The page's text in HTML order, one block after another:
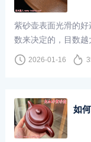
紫砂壶表面光滑的
数来决定的，目数越
光滑；反之目数越
不能简单的用目数的
2026-01-16
如